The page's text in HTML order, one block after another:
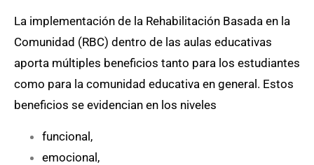
La implementación de la Rehabilitación Basada en la
Comunidad (RBC) dentro de las aulas educativas
aporta múltiples beneficios tanto para los estudiantes
como para la comunidad educativa en general. Estos
beneficios se evidencian en los niveles
funcional,
emocional,